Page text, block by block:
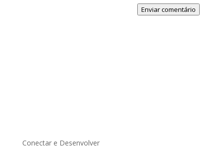
Enviar comentário
Conectar e Desenvolver